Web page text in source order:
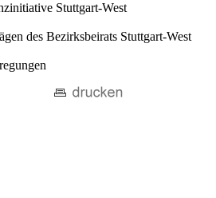
Stuttgart-West
des Bezirksbeirats Stuttgart-West